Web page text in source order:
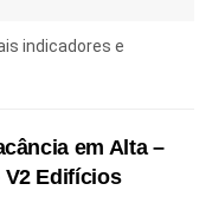
indicadores e
em Alta –
Edifícios